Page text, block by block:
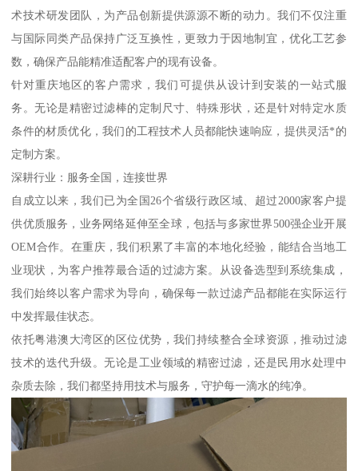
术技术研发团队，为产品创新提供源源不断的动力。我们不仅注重
与国际同类产品保持广泛互换性，更致力于因地制宜，优化工艺参
数，确保产品能精准适配客户的现有设备。
针对重庆地区的客户需求，我们可提供从设计到安装的一站式服
务。无论是精密过滤棒的定制尺寸、特殊形状，还是针对特定水质
条件的材质优化，我们的工程技术人员都能快速响应，提供灵活*的
定制方案。
深耕行业：服务全国，连接世界
自成立以来，我们已为全国26个省级行政区域、超过2000家客户提
供优质服务，业务网络延伸至全球，包括与多家世界500强企业开展
OEM合作。在重庆，我们积累了丰富的本地化经验，能结合当地工
业现状，为客户推荐最合适的过滤方案。从设备选型到系统集成，
我们始终以客户需求为导向，确保每一款过滤产品都能在实际运行
中发挥最佳状态。
依托粤港澳大湾区的区位优势，我们持续整合全球资源，推动过滤
技术的迭代升级。无论是工业领域的精密过滤，还是民用水处理中
杂质去除，我们都坚持用技术与服务，守护每一滴水的纯净。